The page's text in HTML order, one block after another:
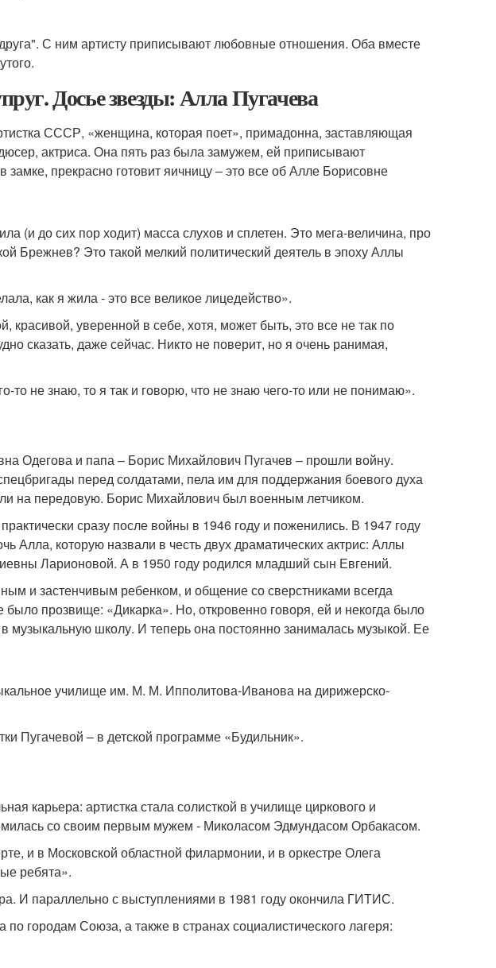
С ним артисту приписывают любовные отношения. Оба вместе
Досье звезды: Алла Пугачева
СССР, «женщина, которая поет», примадонна, заставляющая
актриса. Она пять раз была замужем, ей приписывают
замке, прекрасно готовит яичницу – это все об Алле Борисовне
(и до сих пор ходит) масса слухов и сплетен. Это мега-величина, про
Брежнев? Это такой мелкий политический деятель в эпоху Аллы
как я жила - это все великое лицедейство».
уверенной в себе, хотя, может быть, это все не так по
сказать, даже сейчас. Никто не поверит, но я очень ранимая,
то не знаю, то я так и говорю, что не знаю чего-то или не понимаю».
Одегова и папа – Борис Михайлович Пугачев – прошли войну.
перед солдатами, пела им для поддержания боевого духа
на передовую. Борис Михайлович был военным летчиком.
сразу после войны в 1946 году и поженились. В 1947 году
Алла, которую назвали в честь двух драматических актрис: Аллы
Ларионовой. А в 1950 году родился младший сын Евгений.
и застенчивым ребенком, и общение со сверстниками всегда
прозвище: «Дикарка». Но, откровенно говоря, ей и некогда было
музыкальную школу. И теперь она постоянно занималась музыкой. Ее
училище им. М. М. Ипполитова-Иванова на дирижерско-
Пугачевой – в детской программе «Будильник».
карьера: артистка стала солисткой в училище циркового и
со своим первым мужем - Миколасом Эдмундасом Орбакасом.
и в Московской областной филармонии, и в оркестре Олега
ребята».
И параллельно с выступлениями в 1981 году окончила ГИТИС.
городам Союза, а также в странах социалистического лагеря: